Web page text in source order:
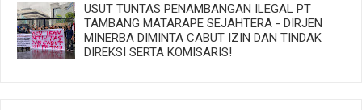
USUT TUNTAS PENAMBANGAN ILEGAL PT
TAMBANG MATARAPE SEJAHTERA - DIRJEN
MINERBA DIMINTA CABUT IZIN DAN TINDAK
DIREKSI SERTA KOMISARIS!